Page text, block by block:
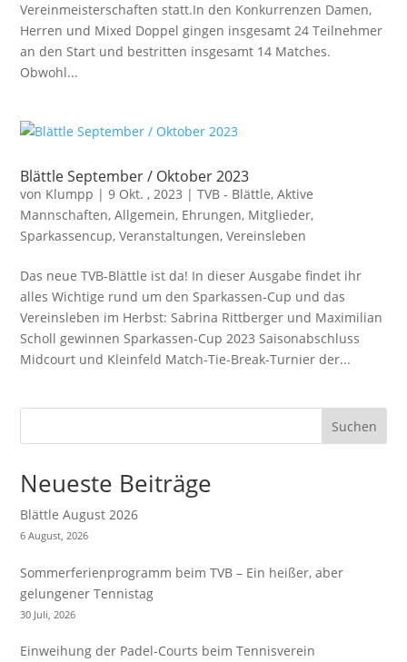
Vereinmeisterschaften statt.In den Konkurrenzen Damen,
Herren und Mixed Doppel gingen insgesamt 24 Teilnehmer
an den Start und bestritten insgesamt 14 Matches.
Obwohl...
Blättle September / Oktober 2023
von Klumpp |9 Okt. , 2023 |TVB - Blättle,Aktive
Mannschaften,Allgemein, Ehrungen, Mitglieder,
Sparkassencup,Veranstaltungen,Vereinsleben
Das neue TVB-Blättle ist da! In dieser Ausgabe findet ihr
alles Wichtige rund um den Sparkassen-Cup und das
Vereinsleben im Herbst: Sabrina Rittberger und Maximilian
Scholl gewinnen Sparkassen-Cup 2023 Saisonabschluss
Midcourt und Kleinfeld Match-Tie-Break-Turnier der...
Suchen
Neueste Beiträge
Blättle August 2026
6 August, 2026
Sommerferienprogramm beim TVB – Ein heißer, aber
gelungener Tennistag
30 Juli, 2026
Einweihung der Padel-Courts beim Tennisverein